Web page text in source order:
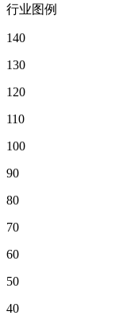
行业图例
140
130
120
110
100
90
80
70
60
50
40